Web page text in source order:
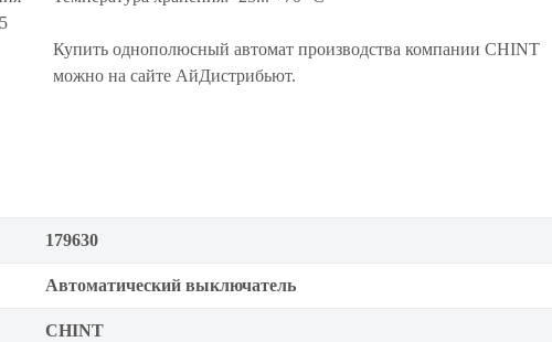
Купить однополюсный автомат производства компании CHINT
можно на сайте АйДистрибьют.
179630
Автоматический выключатель
CHINT